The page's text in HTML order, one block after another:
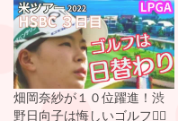
畑岡奈紗が１０位躍進！渋
野日向子は悔しいゴルフ🏌️‍♀️